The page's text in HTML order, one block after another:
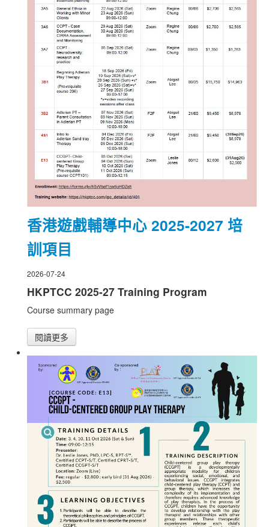
香港遊戲輔導中心 2025-2027 培
訓項目
2026-07-24
HKPTCC 2025-27 Training Program
Course summary page
閱讀更多